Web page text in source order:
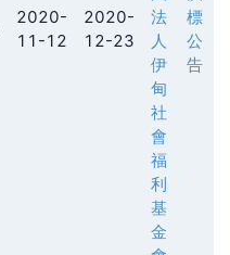
2020-
11-12
2020-
12-23
法
人
伊
甸
社
會
福
利
基
金
標
公
告